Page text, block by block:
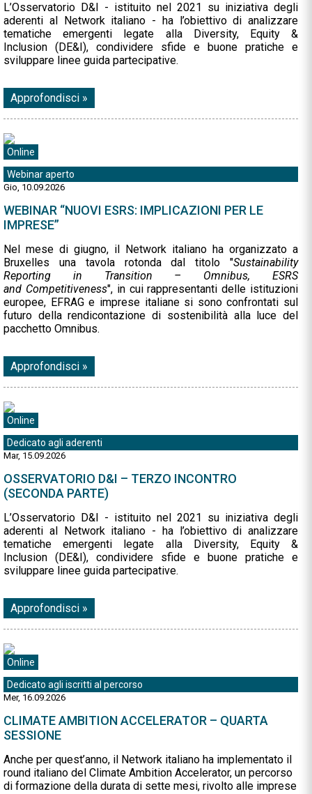
L’Osservatorio D&I - istituito nel 2021 su iniziativa degli
aderenti al Network italiano - ha l’obiettivo di analizzare
tematiche emergenti legate alla Diversity, Equity &
Inclusion (DE&I), condividere sfide e buone pratiche e
sviluppare linee guida partecipative.
Approfondisci »
Gio, 10.09.2026
WEBINAR “NUOVI ESRS: IMPLICAZIONI PER LE
IMPRESE”
Nel mese di giugno, il Network italiano ha organizzato a
Bruxelles una tavola rotonda dal titolo "Sustainability
Reporting in Transition – Omnibus, ESRS
and Competitiveness", in cui rappresentanti delle istituzioni
europee, EFRAG e imprese italiane si sono confrontati sul
futuro della rendicontazione di sostenibilità alla luce del
pacchetto Omnibus.
Approfondisci »
Online
Webinar aperto
Mar, 15.09.2026
OSSERVATORIO D&I – TERZO INCONTRO
(SECONDA PARTE)
L’Osservatorio D&I - istituito nel 2021 su iniziativa degli
aderenti al Network italiano - ha l’obiettivo di analizzare
tematiche emergenti legate alla Diversity, Equity &
Inclusion (DE&I), condividere sfide e buone pratiche e
sviluppare linee guida partecipative.
Approfondisci »
Online
Dedicato agli aderenti
Mer, 16.09.2026
CLIMATE AMBITION ACCELERATOR – QUARTA
SESSIONE
Anche per quest’anno, il Network italiano ha implementato il
round italiano del Climate Ambition Accelerator, un percorso
di formazione della durata di sette mesi, rivolto alle imprese
Online
Dedicato agli iscritti al percorso